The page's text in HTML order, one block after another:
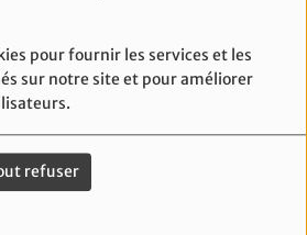
pour fournir les services et les
sur notre site et pour améliorer
refuser
TRIBUNE SPORT - 8
JUIN
TRIBUNE SPORT - 1ER